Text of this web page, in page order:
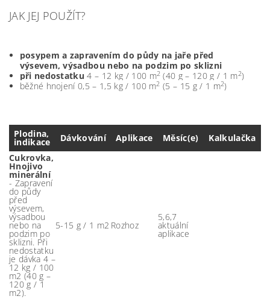
JAK JEJ POUŽÍT?
posypem a zapravením do půdy na jaře před
výsevem, výsadbou nebo na podzim po sklizni
při nedostatku 4 – 12 kg / 100 m2 (40 g – 120 g / 1 m2)
běžné hnojení 0,5 – 1,5 kg / 100 m2 (5 – 15 g / 1 m2)
Plodina,
indikace Dávkování Aplikace Měsíc(e)
Kalkulačka
Cukrovka,
Hnojivo
minerální
- Zapravení
do půdy
před
výsevem,
výsadbou
nebo na
podzim po
sklizni. Při
nedostatku
je dávka 4 –
12 kg / 100
m2 (40 g –
120 g / 1
m2).
5-15 g / 1 m2 Rozhoz
5,6,7
aktuální
aplikace